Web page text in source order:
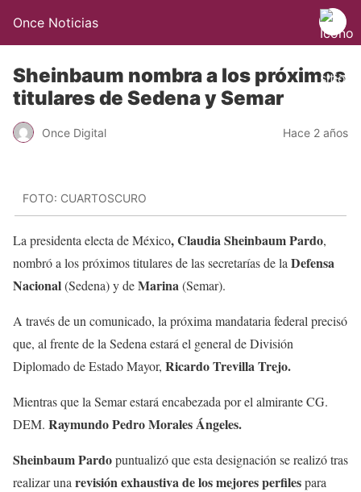
Once Noticias
Sheinbaum nombra a los próximos
titulares de Sedena y Semar
Once Digital Hace 2 años
FOTO: CUARTOSCURO
La presidenta electa de México, Claudia Sheinbaum Pardo,
nombró a los próximos titulares de las secretarías de la Defensa
Nacional(Sedena) y deMarina(Semar).
A través de un comunicado, la próxima mandataria federal precisó
que, al frente de la Sedena estará el general de División
Diplomado de Estado Mayor, Ricardo Trevilla Trejo.
Mientras que la Semar estará encabezada por el almirante CG.
DEM. Raymundo Pedro Morales Ángeles.
Sheinbaum Pardopuntualizó que esta designación se realizó tras
realizar una revisión exhaustiva de los mejores perfilespara